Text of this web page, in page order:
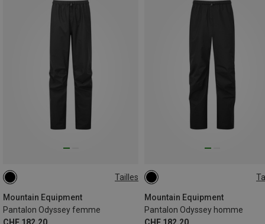
Tailles
Mountain Equipment
Pantalon Odyssey femme
Mountain Equipment
Pantalon Odyssey homme